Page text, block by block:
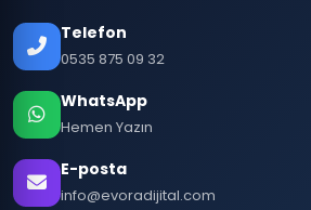
Telefon
0535 875 09 32
WhatsApp
Hemen Yazın
E-posta
info@evoradijital.com